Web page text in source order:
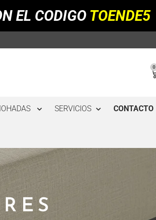
EL CODIGO TOENDE5
0
SERVICIOS CONTACTO